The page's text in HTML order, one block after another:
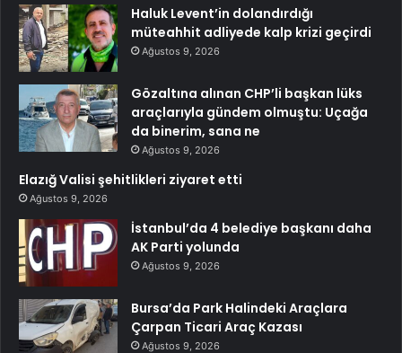
Haluk Levent’in dolandırdığı
müteahhit adliyede kalp krizi geçirdi
Ağustos 9, 2026
Gözaltına alınan CHP’li başkan lüks
araçlarıyla gündem olmuştu: Uçağa
da binerim, sana ne
Ağustos 9, 2026
Elazığ Valisi şehitlikleri ziyaret etti
Ağustos 9, 2026
İstanbul’da 4 belediye başkanı daha
AK Parti yolunda
Ağustos 9, 2026
Bursa’da Park Halindeki Araçlara
Çarpan Ticari Araç Kazası
Ağustos 9, 2026